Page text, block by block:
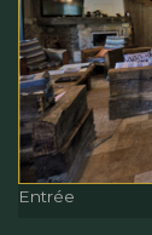
Entrée